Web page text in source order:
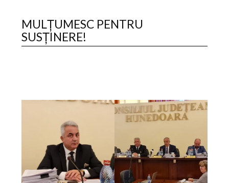
MULȚUMESC PENTRU
SUSȚINERE!